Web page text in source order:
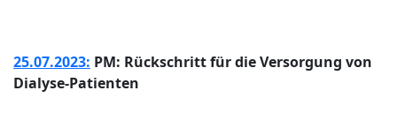
25.07.2023: PM: Rückschritt für die Versorgung von
Dialyse-Patienten